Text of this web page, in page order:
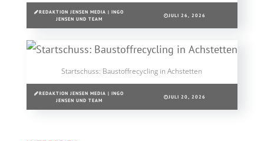
REDAKTION JENSEN MEDIA | INGO
JENSEN UND TEAM
JULI 26, 2026
Startschuss: Baustoffrecycling in Achstetten
REDAKTION JENSEN MEDIA | INGO
JENSEN UND TEAM
JULI 20, 2026